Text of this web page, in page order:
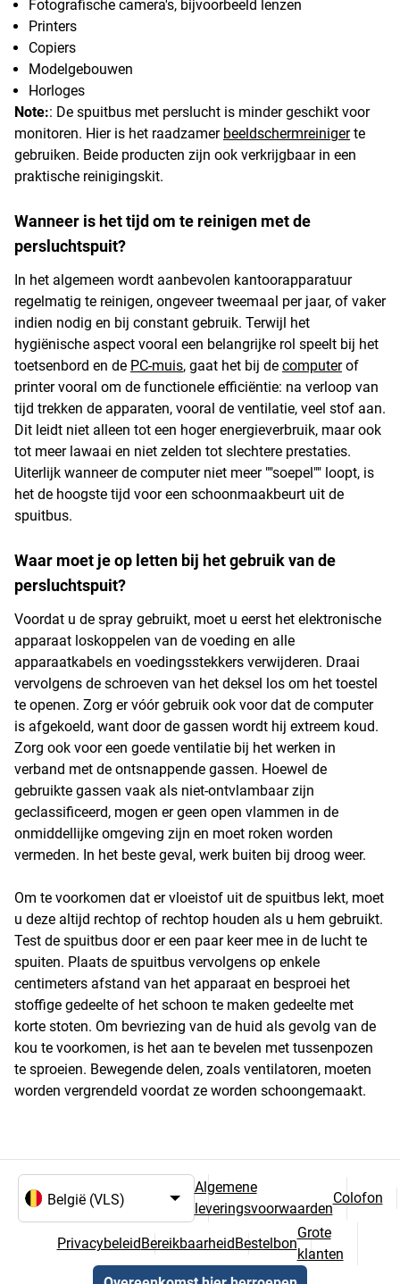
Fotografische camera's, bijvoorbeeld lenzen
Printers
Copiers
Modelgebouwen
Horloges
Note:: De spuitbus met perslucht is minder geschikt voor
monitoren. Hier is het raadzamer beeldschermreinigerte
gebruiken. Beide producten zijn ook verkrijgbaar in een
praktische reinigingskit.
Wanneer is het tijd om te reinigen met de
persluchtspuit?
In het algemeen wordt aanbevolen kantoorapparatuur
regelmatig te reinigen, ongeveer tweemaal per jaar, of vaker
indien nodig en bij constant gebruik. Terwijl het
hygiënische aspect vooral een belangrijke rol speelt bij het
toetsenbord en de PC-muis, gaat het bij de computerof
printer vooral om de functionele efficiëntie: na verloop van
tijd trekken de apparaten, vooral de ventilatie, veel stof aan.
Dit leidt niet alleen tot een hoger energieverbruik, maar ook
tot meer lawaai en niet zelden tot slechtere prestaties.
Uiterlijk wanneer de computer niet meer ""soepel"" loopt, is
het de hoogste tijd voor een schoonmaakbeurt uit de
spuitbus.
Waar moet je op letten bij het gebruik van de
persluchtspuit?
Voordat u de spray gebruikt, moet u eerst het elektronische
apparaat loskoppelen van de voeding en alle
apparaatkabels en voedingsstekkers verwijderen. Draai
vervolgens de schroeven van het deksel los om het toestel
te openen. Zorg er vóór gebruik ook voor dat de computer
is afgekoeld, want door de gassen wordt hij extreem koud.
Zorg ook voor een goede ventilatie bij het werken in
verband met de ontsnappende gassen. Hoewel de
gebruikte gassen vaak als niet-ontvlambaar zijn
geclassificeerd, mogen er geen open vlammen in de
onmiddellijke omgeving zijn en moet roken worden
vermeden. In het beste geval, werk buiten bij droog weer.
Om te voorkomen dat er vloeistof uit de spuitbus lekt, moet
u deze altijd rechtop of rechtop houden als u hem gebruikt.
Test de spuitbus door er een paar keer mee in de lucht te
spuiten. Plaats de spuitbus vervolgens op enkele
centimeters afstand van het apparaat en besproei het
stoffige gedeelte of het schoon te maken gedeelte met
korte stoten. Om bevriezing van de huid als gevolg van de
kou te voorkomen, is het aan te bevelen met tussenpozen
te sproeien. Bewegende delen, zoals ventilatoren, moeten
worden vergrendeld voordat ze worden schoongemaakt.
Algemene
leveringsvoorwaarden
Colofon
PrivacybeleidBereikbaarheidBestelbon
Grote
klanten